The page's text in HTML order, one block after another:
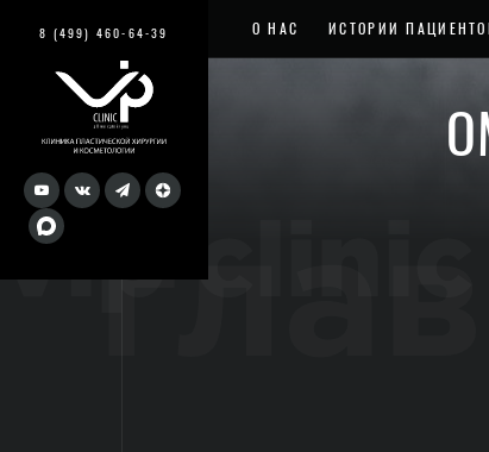
8 (499) 460-64-39
vip clinic
О НАС ИСТОРИИ